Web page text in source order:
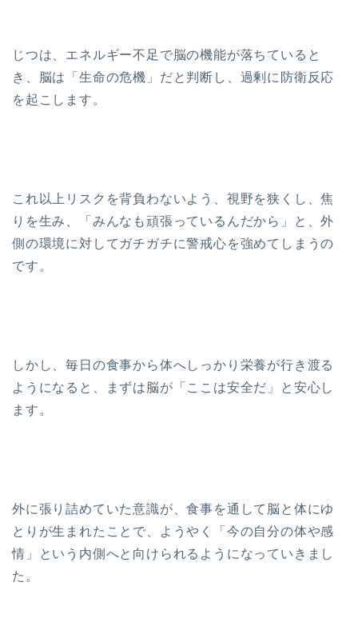
じつは、エネルギー不足で脳の機能が落ちていると
き、脳は「生命の危機」だと判断し、過剰に防衛反応
を起こします。
これ以上リスクを背負わないよう、視野を狭くし、焦
りを生み、「みんなも頑張っているんだから」と、外
側の環境に対してガチガチに警戒心を強めてしまうの
です。
しかし、毎日の食事から体へしっかり栄養が行き渡る
ようになると、まずは脳が「ここは安全だ」と安心し
ます。
外に張り詰めていた意識が、食事を通して脳と体にゆ
とりが生まれたことで、ようやく「今の自分の体や感
情」という内側へと向けられるようになっていきまし
た。